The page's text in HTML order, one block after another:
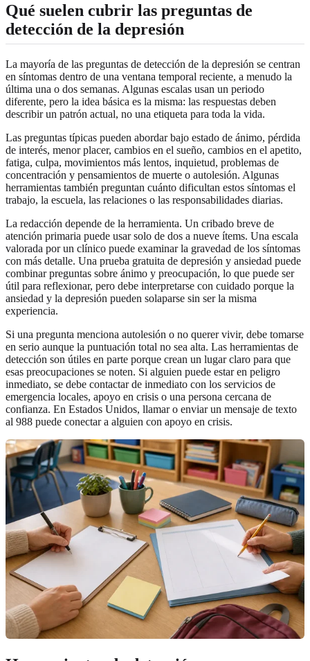
Qué suelen cubrir las preguntas de
detección de la depresión
La mayoría de las preguntas de detección de la depresión se centran
en síntomas dentro de una ventana temporal reciente, a menudo la
última una o dos semanas. Algunas escalas usan un periodo
diferente, pero la idea básica es la misma: las respuestas deben
describir un patrón actual, no una etiqueta para toda la vida.
Las preguntas típicas pueden abordar bajo estado de ánimo, pérdida
de interés, menor placer, cambios en el sueño, cambios en el apetito,
fatiga, culpa, movimientos más lentos, inquietud, problemas de
concentración y pensamientos de muerte o autolesión. Algunas
herramientas también preguntan cuánto dificultan estos síntomas el
trabajo, la escuela, las relaciones o las responsabilidades diarias.
La redacción depende de la herramienta. Un cribado breve de
atención primaria puede usar solo de dos a nueve ítems. Una escala
valorada por un clínico puede examinar la gravedad de los síntomas
con más detalle. Una prueba gratuita de depresión y ansiedad puede
combinar preguntas sobre ánimo y preocupación, lo que puede ser
útil para reflexionar, pero debe interpretarse con cuidado porque la
ansiedad y la depresión pueden solaparse sin ser la misma
experiencia.
Si una pregunta menciona autolesión o no querer vivir, debe tomarse
en serio aunque la puntuación total no sea alta. Las herramientas de
detección son útiles en parte porque crean un lugar claro para que
esas preocupaciones se noten. Si alguien puede estar en peligro
inmediato, se debe contactar de inmediato con los servicios de
emergencia locales, apoyo en crisis o una persona cercana de
confianza. En Estados Unidos, llamar o enviar un mensaje de texto
al 988 puede conectar a alguien con apoyo en crisis.